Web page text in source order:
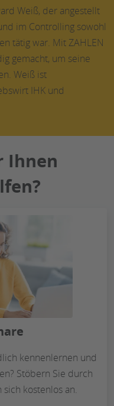
Weiß, der angestellt
im Controlling sowohl
tätig war. Mit ZAHLEN
gemacht, um seine
Weiß ist
IHK und
Ihnen
kennenlernen und
Stöbern Sie durch
kostenlos an.